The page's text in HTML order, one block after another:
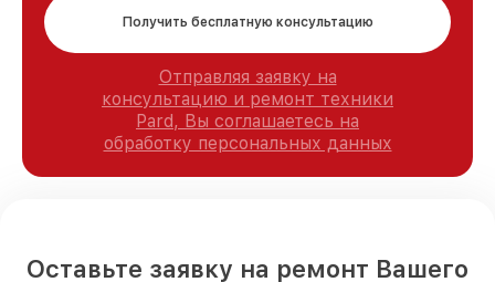
Получить бесплатную консультацию
Отправляя заявку на
консультацию и ремонт техники
Pard, Вы соглашаетесь на
обработку персональных данных
Оставьте заявку на ремонт Вашего